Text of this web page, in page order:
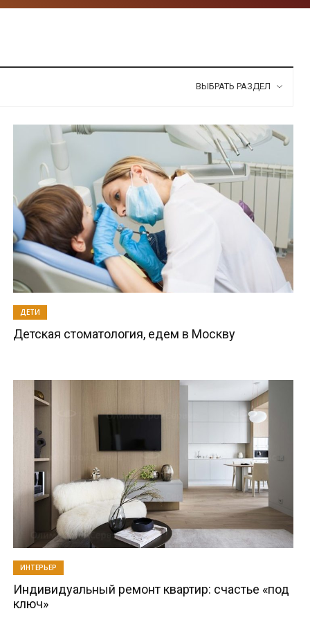
ВЫБРАТЬ РАЗДЕЛ
ДЕТИ
Детская стоматология, едем в Москву
ИНТЕРЬЕР
Индивидуальный ремонт квартир: счастье «под
ключ»